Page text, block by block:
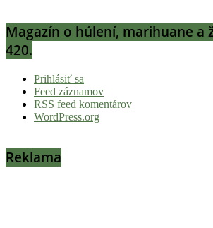
Magazín o húlení, marihuane a
420.
Prihlásiť sa
Feed záznamov
RSS feed komentárov
WordPress.org
Reklama